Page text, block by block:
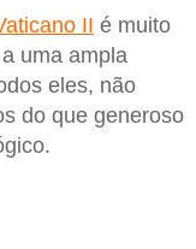
II é muito
uma ampla
eles, não
do que generoso